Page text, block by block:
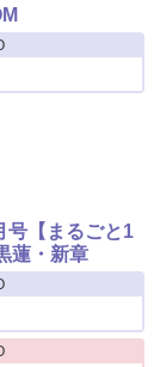
号【まるごと1
蓮・新章